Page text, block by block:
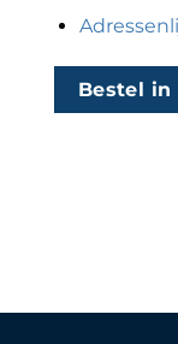
Bestel in